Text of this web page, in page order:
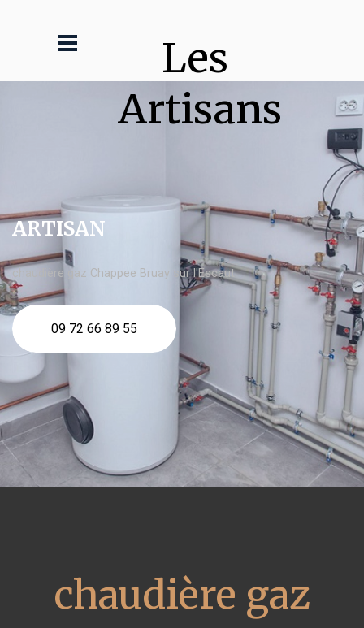
Les
Artisans
ARTISAN
chaudière gaz Chappee Bruay sur l'Escaut
09 72 66 89 55
chaudière gaz